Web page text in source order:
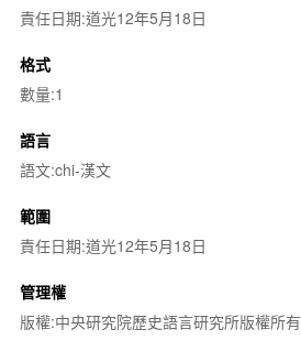
責任日期:道光12年5月18日
格式
數量:1
語言
語文:chi-漢文
範圍
責任日期:道光12年5月18日
管理權
版權:中央研究院歷史語言研究所版權所有